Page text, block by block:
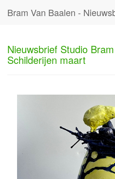
Nieuwsbrief Studio
Schilderijen maart